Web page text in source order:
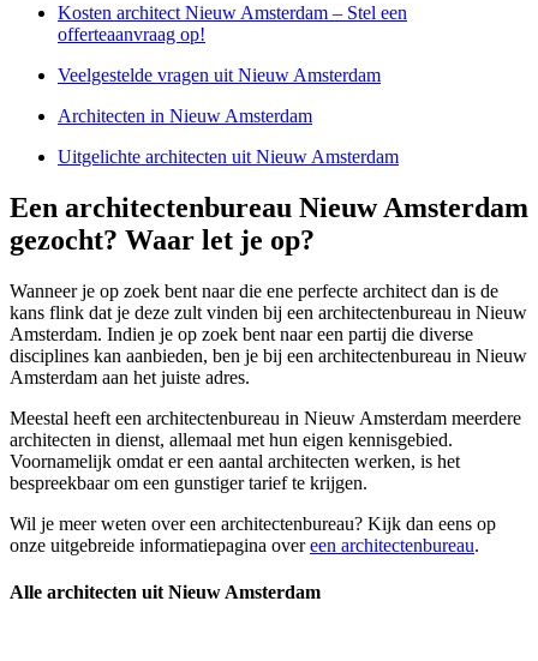
Kosten architect Nieuw Amsterdam – Stel een
offerteaanvraag op!
Veelgestelde vragen uit Nieuw Amsterdam
Architecten in Nieuw Amsterdam
Uitgelichte architecten uit Nieuw Amsterdam
Een architectenbureau Nieuw Amsterdam
gezocht? Waar let je op?
Wanneer je op zoek bent naar die ene perfecte architect dan is de
kans flink dat je deze zult vinden bij een architectenbureau in Nieuw
Amsterdam. Indien je op zoek bent naar een partij die diverse
disciplines kan aanbieden, ben je bij een architectenbureau in Nieuw
Amsterdam aan het juiste adres.
Meestal heeft een architectenbureau in Nieuw Amsterdam meerdere
architecten in dienst, allemaal met hun eigen kennisgebied.
Voornamelijk omdat er een aantal architecten werken, is het
bespreekbaar om een gunstiger tarief te krijgen.
Wil je meer weten over een architectenbureau? Kijk dan eens op
onze uitgebreide informatiepagina overeen architectenbureau.
Alle architecten uit Nieuw Amsterdam